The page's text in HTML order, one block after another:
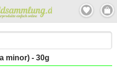
minor) - 30g